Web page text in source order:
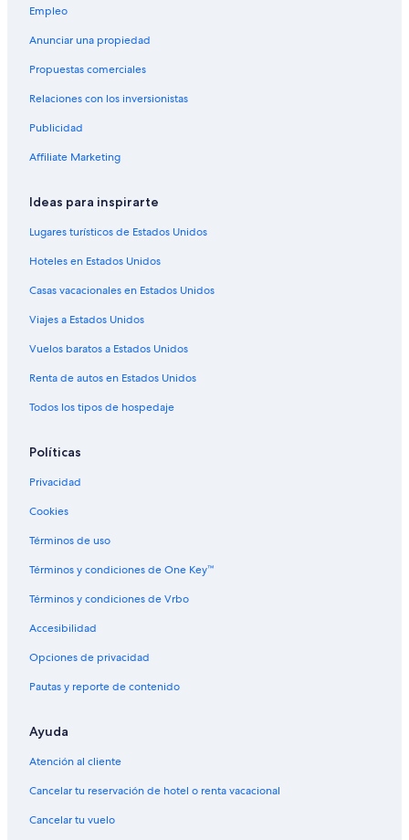
r
l
a
p
g
n
d
U
a
x
e
r
i
e
c
i
r
a
á
i
a
e
o
e
G
o
r
a
o
o
c
Empleo
Anunciar una propiedad
Propuestas comerciales
Relaciones con los inversionistas
Publicidad
Affiliate Marketing
Ideas para inspirarte
Lugares turísticos de Estados Unidos
Hoteles en Estados Unidos
Casas vacacionales en Estados Unidos
Viajes a Estados Unidos
Vuelos baratos a Estados Unidos
Renta de autos en Estados Unidos
Todos los tipos de hospedaje
Políticas
Privacidad
Cookies
Términos de uso
Términos y condiciones de One Key™
Términos y condiciones de Vrbo
Accesibilidad
Opciones de privacidad
Pautas y reporte de contenido
Ayuda
Atención al cliente
Cancelar tu reservación de hotel o renta vacacional
Cancelar tu vuelo